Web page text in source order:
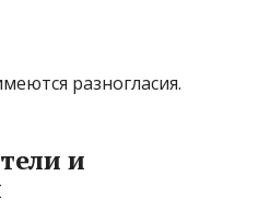
разногласия.
и